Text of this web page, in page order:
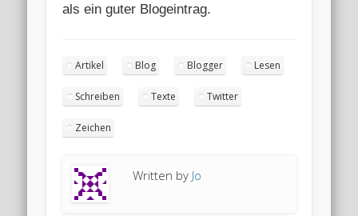
als ein guter Blogeintrag.
Artikel Blog Blogger Lesen
Schreiben Texte Twitter
Zeichen
Written by Jo